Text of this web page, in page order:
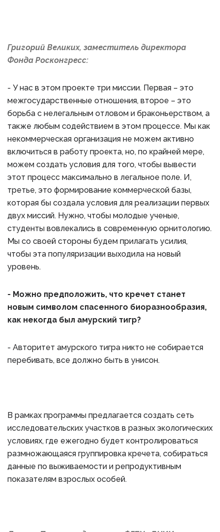
Григорий Великих, заместитель директора
Фонда Росконгресс:
- У нас в этом проекте три миссии. Первая – это
межгосударственные отношения, второе – это
борьба с нелегальным отловом и браконьерством, а
также любым содействием в этом процессе. Мы как
некоммерческая организация не можем активно
включиться в работу проекта, но, по крайней мере,
можем создать условия для того, чтобы вывести
этот процесс максимально в легальное поле. И,
третье, это формирование коммерческой базы,
которая бы создала условия для реализации первых
двух миссий. Нужно, чтобы молодые ученые,
студенты вовлекались в современную орнитологию.
Мы со своей стороны будем прилагать усилия,
чтобы эта популяризации выходила на новый
уровень.
- Можно предположить, что кречет станет
новым символом спасенного биоразнообразия,
как некогда был амурский тигр?
- Авторитет амурского тигра никто не собирается
перебивать, все должно быть в унисон.
В рамках программы предлагается создать сеть
исследовательских участков в разных экологических
условиях, где ежегодно будет контролироваться
размножающаяся группировка кречета, собираться
данные по выживаемости и репродуктивным
показателям взрослых особей.